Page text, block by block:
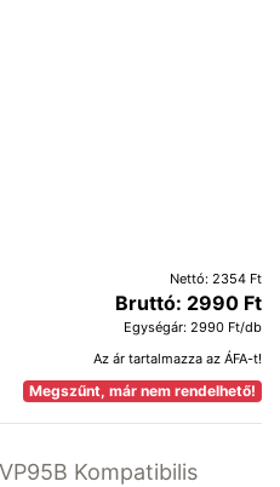
Nettó: 2354 Ft
Bruttó: 2990 Ft
Egységár: 2990 Ft/db
Az ár tartalmazza az ÁFA-t!
Megszűnt, már nem rendelhető!
Kompatibilis